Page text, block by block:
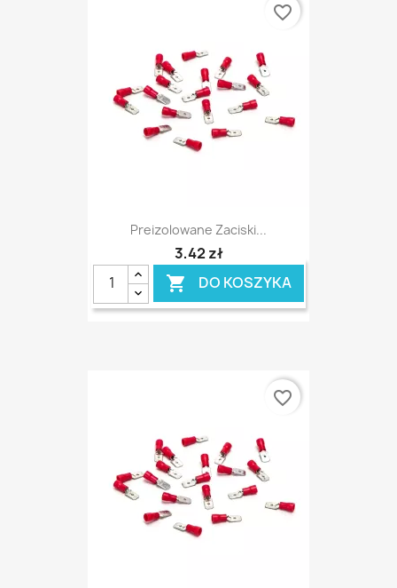
Preizolowane Zaciski...
3,42 zł
 DO KOSZYKA
favorite_border
favorite_border